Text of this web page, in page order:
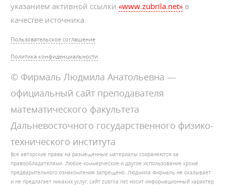
указанием активной ссылки«www.zubrila.net» в
качестве источника.
Пользовательское соглашение
Политика конфиденциальности
© Фирмаль Людмила Анатольевна —
официальный сайт преподавателя
математического факультета
Дальневосточного государственного физико-
технического института
Все авторские права на размещённые материалы сохраняются за
правообладателями. Любое коммерческое и другое использование кроме
предварительного ознакомления запрещено. Людмила Фирмаль не оказывает
и не предлагает никаких услуг, сайт zubrila.net носит информационный характер